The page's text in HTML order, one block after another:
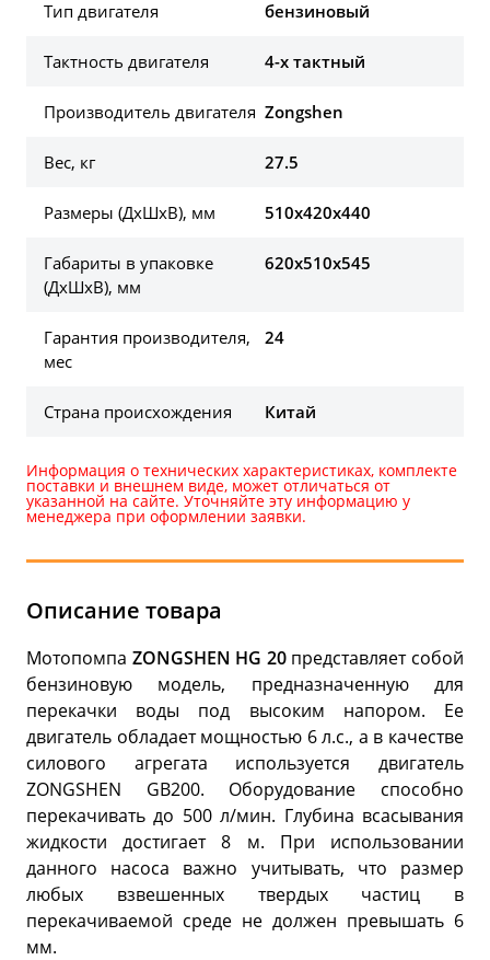
Тип двигателя бензиновый
Тактность двигателя 4-х тактный
Производитель двигателя Zongshen
Вес, кг 27.5
Размеры (ДхШхВ), мм 510x420x440
Габариты в упаковке
(ДхШхВ), мм
620x510x545
Гарантия производителя,
мес
24
Страна происхождения Китай
Информация о технических характеристиках, комплекте
поставки и внешнем виде, может отличаться от
указанной на сайте. Уточняйте эту информацию у
менеджера при оформлении заявки.
Описание товара
Мотопомпа ZONGSHEN HG 20 представляет собой
бензиновую модель, предназначенную для
перекачки воды под высоким напором. Ее
двигатель обладает мощностью 6 л.с., а в качестве
силового агрегата используется двигатель
ZONGSHEN GB200. Оборудование способно
перекачивать до 500 л/мин. Глубина всасывания
жидкости достигает 8 м. При использовании
данного насоса важно учитывать, что размер
любых взвешенных твердых частиц в
перекачиваемой среде не должен превышать 6
мм.